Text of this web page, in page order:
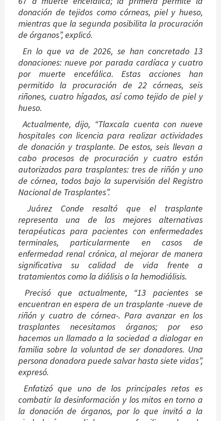
donación de tejidos como córneas, piel y hueso,
mientras que la segunda posibilita la procuración
de órganos”, explicó.
En lo que va de 2026, se han concretado 13
donaciones: nueve por parada cardíaca y cuatro
por muerte encefálica. Estas acciones han
permitido la procuración de 22 córneas, seis
riñones, cuatro hígados, así como tejido de piel y
hueso.
Actualmente, dijo, “Tlaxcala cuenta con nueve
hospitales con licencia para realizar actividades
de donación y trasplante. De estos, seis llevan a
cabo procesos de procuración y cuatro están
autorizados para trasplantes: tres de riñón y uno
de córnea, todos bajo la supervisión del Registro
Nacional de Trasplantes”.
Juárez Conde resaltó que el trasplante
representa una de las mejores alternativas
terapéuticas para pacientes con enfermedades
terminales, particularmente en casos de
enfermedad renal crónica, al mejorar de manera
significativa su calidad de vida frente a
tratamientos como la diálisis o la hemodiálisis.
Precisó que actualmente, “13 pacientes se
encuentran en espera de un trasplante -nueve de
riñón y cuatro de córnea-. Para avanzar en los
trasplantes necesitamos órganos; por eso
hacemos un llamado a la sociedad a dialogar en
familia sobre la voluntad de ser donadores. Una
persona donadora puede salvar hasta siete vidas”,
expresó.
Enfatizó que uno de los principales retos es
combatir la desinformación y los mitos en torno a
la donación de órganos, por lo que invitó a la